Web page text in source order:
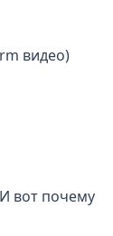
видео)
вот почему